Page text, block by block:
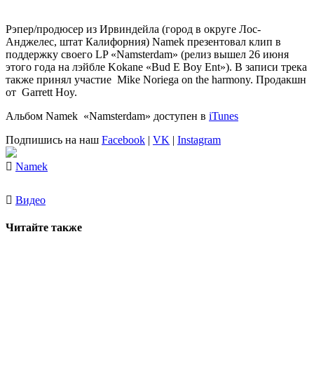
Рэпер/продюсер из Ирвиндейла (город в округе Лос-
Анджелес, штат Калифорния) Namek презентовал клип в
поддержку своего LP «Namsterdam» (релиз вышел 26 июня
этого года на лэйбле Kokane «Bud E Boy Ent»). В записи трека
также принял участие Mike Noriega on the harmony. Продакшн
от Garrett Hoy.
Альбом Namek «Namsterdam» доступен в iTunes
Подпишись на наш Facebook | VK | Instagram
Namek
Видео
Читайте также